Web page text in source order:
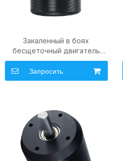
Закаленный в боях
бесщеточный двигатель
постоянного тока 200 кВ 1300
Вт с датчиком Outrunner BLDC
5048 для электрического
Запросить